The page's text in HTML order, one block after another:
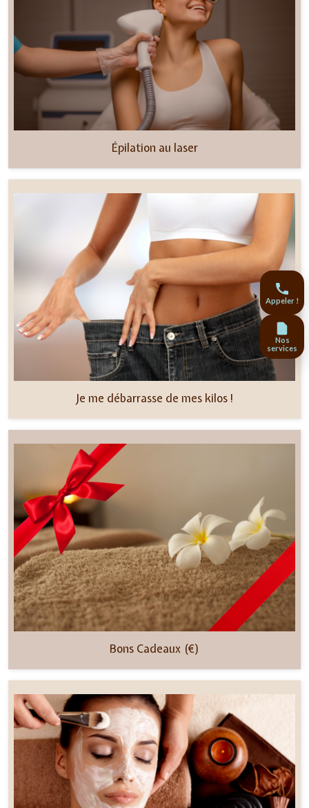
Épilation au laser
Je me débarrasse de mes kilos !
Bons Cadeaux (€)
Appeler !
Nos
services